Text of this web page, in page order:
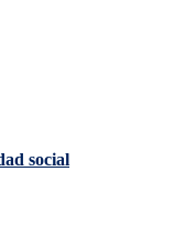
social